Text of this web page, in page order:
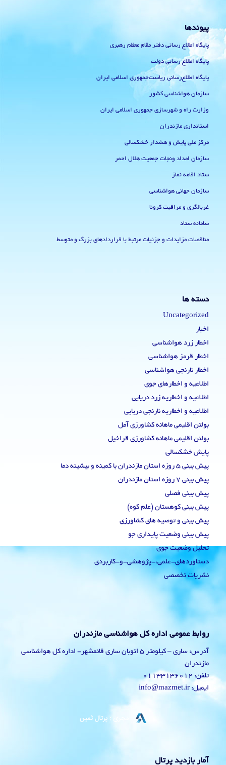
پیوندها
پایگاه اطلاع رسانی دفتر مقام معظم رهبری
پایگاه اطلاع رسانی دولت
پایگاه اطلاع‌رسانی ریاست‌جمهوری اسلامی ایران
سازمان هواشناسی کشور
وزارت راه و شهرسازی جمهوری اسلامی ایران
استانداری مازندران
مرکز ملی پایش و هشدار خشکسالی
سازمان امداد ونجات جمعیت هلال احمر
ستاد اقامه نماز
سازمان جهانی هواشناسی
غربالگری و مراقبت کرونا
سامانه ستاد
مناقصات مزایدات و جزئیات مرتبط با قراردادهای بزرگ و متوسط
دسته ها
Uncategorized
اخبار
اخطار زرد هواشناسی
اخطار قرمز هواشناسی
اخطار نارنجی هواشناسی
اطلاعیه و اخطارهای جوی
اطلاعیه و اخطاریه زرد دریایی
اطلاعیه و اخطاریه نارنجی دریایی
بولتن اقلیمی ماهانه کشاورزی آمل
بولتن اقلیمی ماهانه کشاورزی قراخیل
پایش خشکسالی
پیش بینی 5 روزه استان مازندران با کمینه و بیشینه دما
پیش بینی 7 روزه استان مازندران
پیش بینی فصلی
پیش بینی کوهستان (علم کوه)
پیش بینی و توصیه های کشاورزی
پیش بینی وضعیت پایداری جو
تحلیل وضعیت جوی
دستاوردهای-علمی،-پژوهشی-و-کاربردی
نشریات تخصصی
روابط عمومی اداره کل هواشناسی مازندران
آدرس: ساری – کیلومتر 5 اتوبان ساری قائمشهر- اداره کل هواشناسی
مازندران
تلفن: 01133136012
ایمیل: info@mazmet.ir
آمار بازدید پرتال